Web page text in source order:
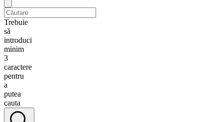
Trebuie
să
introduci
minim
3
caractere
pentru
a
putea
cauta